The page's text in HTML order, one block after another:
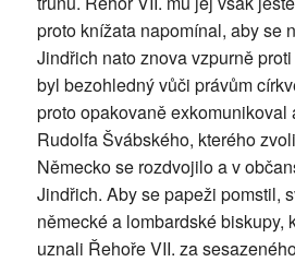
proto knížata napomínal, aby se
Jindřich nato znova vzpurně
byl bezohledný vůči právům
proto opakovaně exkomunikoval
Rudolfa Švábského, kterého
Německo se rozdvojilo a v
Jindřich. Aby se papeži pomstil,
německé a lombardské biskupy,
uznali Řehoře VII. za